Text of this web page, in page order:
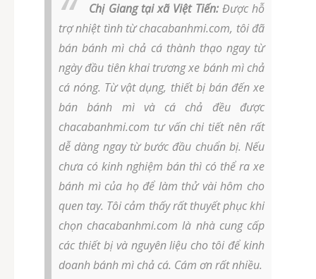
Chị Giang tại xã Việt Tiến:Được hỗ
trợ nhiệt tình từ chacabanhmi.com, tôi đã
bán bánh mì chả cá thành thạo ngay từ
ngày đầu tiên khai trương xe bánh mì chả
cá nóng. Từ vật dụng, thiết bị bán đến xe
bán bánh mì và cá chả đều được
chacabanhmi.com tư vấn chi tiết nên rất
dễ dàng ngay từ bước đầu chuẩn bị. Nếu
chưa có kinh nghiệm bán thì có thể ra xe
bánh mì của họ để làm thử vài hôm cho
quen tay. Tôi cảm thấy rất thuyết phục khi
chọn chacabanhmi.com là nhà cung cấp
các thiết bị và nguyên liệu cho tôi để kinh
doanh bánh mì chả cá. Cám ơn rất nhiều.